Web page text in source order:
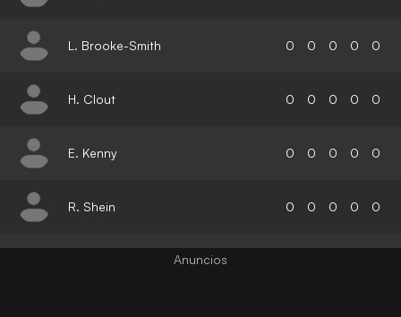
L. Brooke-Smith 0 0 0 0 0
H. Clout 0 0 0 0 0
E. Kenny 0 0 0 0 0
R. Shein 0 0 0 0 0